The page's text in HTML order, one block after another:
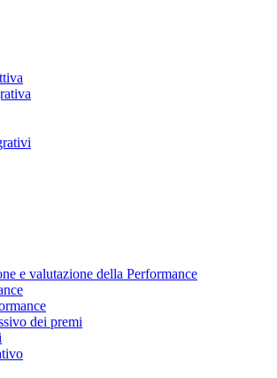
e valutazione della Performance
dei premi